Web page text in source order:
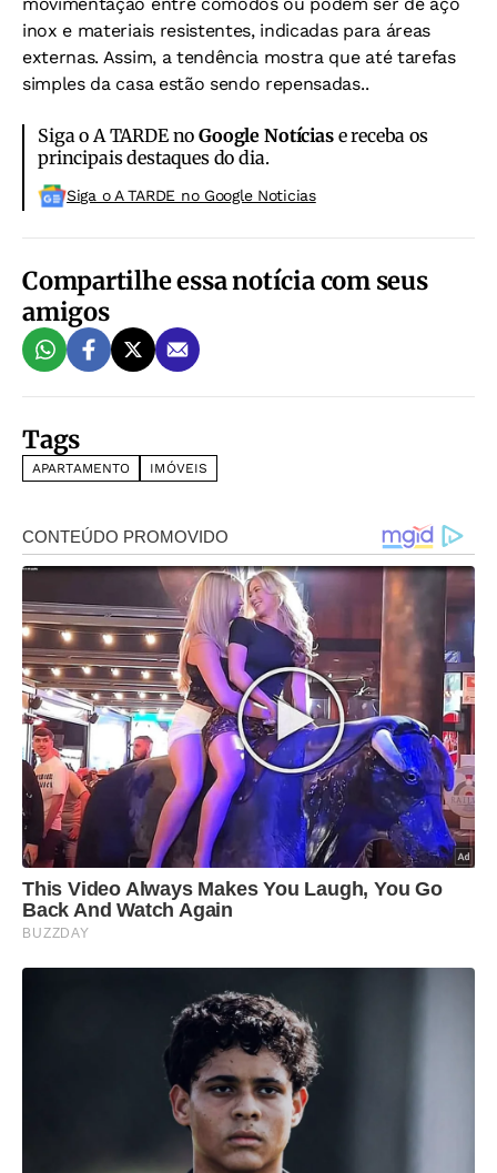
inox e materiais resistentes, indicadas para áreas
externas. Assim, a tendência mostra que até tarefas
simples da casa estão sendo repensadas..
Siga o A TARDE noGoogle Notíciase receba os
principais destaques do dia.
Siga o A TARDE no Google Noticias
Compartilhe essa notícia com seus
amigos
Tags
APARTAMENTO IMÓVEIS